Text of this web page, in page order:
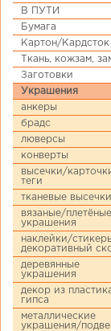
В ПУТИ
Бумага
Картон/Кардсток
Ткань, кожзам,
Заготовки
Украшения
анкеры
брадс
люверсы
конверты
высечки/
теги
тканевые высечки
вязаные/плетёные
украшения
наклейки/
декоративный
деревянные
украшения
декор из
гипса
металлические
украшения/